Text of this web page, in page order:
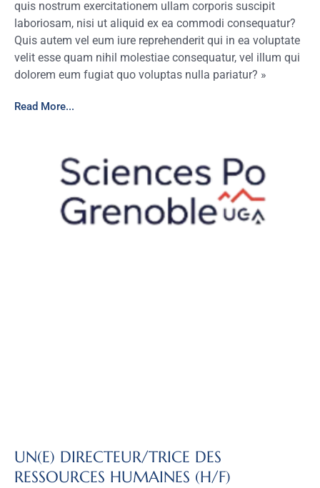
quis nostrum exercitationem ullam corporis suscipit
laboriosam, nisi ut aliquid ex ea commodi consequatur?
Quis autem vel eum iure reprehenderit qui in ea voluptate
velit esse quam nihil molestiae consequatur, vel illum qui
dolorem eum fugiat quo voluptas nulla pariatur? »
Read More...
UN(E) DIRECTEUR/TRICE DES
RESSOURCES HUMAINES (H/F)